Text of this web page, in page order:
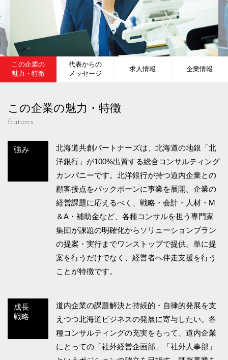
この企業の
魅力・特徴
代表からの
メッセージ
求人情報 企業情報
この企業の魅力・特徴
features
強み
北海道共創パートナーズは、北海道の地銀「北
洋銀行」が100%出資する総合コンサルティング
カンパニーです。北洋銀行が持つ道内企業との
顧客接点をバックボーンに事業を展開。企業の
経営課題に応えるべく、戦略・会計・人材・M
＆A・補助金など、各種コンサルを担う専門家
集団が課題の明確化からソリューションプラン
の提案・実行までワンストップで提供。単に提
案を行うだけでなく、経営者へ伴走支援を行う
ことが特徴です。
成長
戦略
道内企業の課題解決と持続的・自律的発展を支
えつつ北海道ビジネスの発展に寄与したい。各
種コンサルティングの充実をもって、道内企業
にとっての「社外経営企画部」「社外人事部」